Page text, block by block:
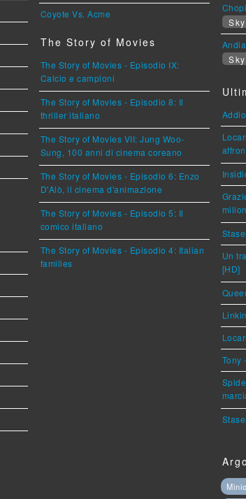
Coyote Vs. Acme
The Story of Movies
The Story of Movies - Episodio IX:
Calcio e campioni
The Story of Movies - Episodio 8: Il
thriller italiano
The Story of Movies VII: Jung Woo-
Sung, 100 anni di cinema coreano
The Story of Movies - Episodio 6: Enzo
D'Alò, il cinema d'animazione
The Story of Movies - Episodio 5: Il
comico italiano
The Story of Movies - Episodio 4: Italian
families
Un
[HD]
Tony